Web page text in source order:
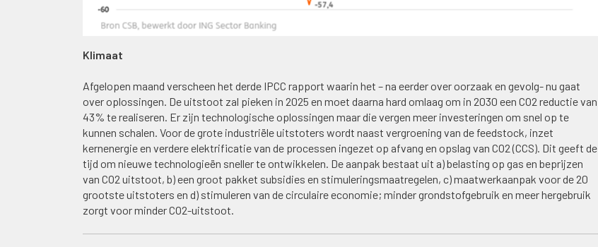
Klimaat
Afgelopen maand verscheen het derde IPCC rapport waarin het – na eerder over oorzaak en gevolg- nu gaat
over oplossingen. De uitstoot zal pieken in 2025 en moet daarna hard omlaag om in 2030 een CO2 reductie van
43% te realiseren. Er zijn technologische oplossingen maar die vergen meer investeringen om snel op te
kunnen schalen. Voor de grote industriële uitstoters wordt naast vergroening van de feedstock, inzet
kernenergie en verdere elektrificatie van de processen ingezet op afvang en opslag van CO2 (CCS). Dit geeft de
tijd om nieuwe technologieën sneller te ontwikkelen. De aanpak bestaat uit a) belasting op gas en beprijzen
van CO2 uitstoot, b) een groot pakket subsidies en stimuleringsmaatregelen, c) maatwerkaanpak voor de 20
grootste uitstoters en d) stimuleren van de circulaire economie; minder grondstofgebruik en meer hergebruik
zorgt voor minder CO2-uitstoot.